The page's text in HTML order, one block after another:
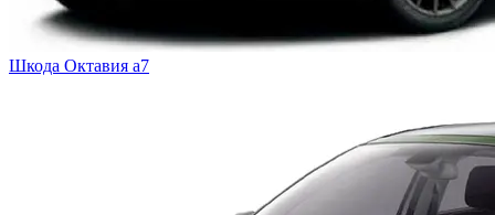
Шкода Октавия а7